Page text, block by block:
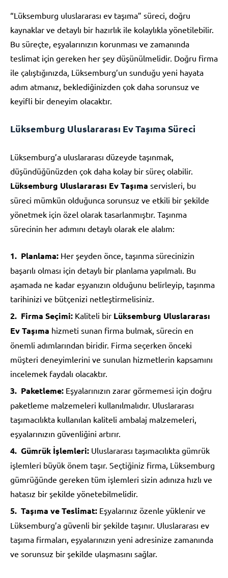
“Lüksemburg uluslararası ev taşıma” süreci, doğru
kaynaklar ve detaylı bir hazırlık ile kolaylıkla yönetilebilir.
Bu süreçte, eşyalarınızın korunması ve zamanında
teslimat için gereken her şey düşünülmelidir. Doğru firma
ile çalıştığınızda, Lüksemburg’un sunduğu yeni hayata
adım atmanız, beklediğinizden çok daha sorunsuz ve
keyifli bir deneyim olacaktır.
Lüksemburg Uluslararası Ev Taşıma Süreci
Lüksemburg’a uluslararası düzeyde taşınmak,
düşündüğünüzden çok daha kolay bir süreç olabilir.
Lüksemburg Uluslararası Ev Taşıma servisleri, bu
süreci mümkün olduğunca sorunsuz ve etkili bir şekilde
yönetmek için özel olarak tasarlanmıştır. Taşınma
sürecinin her adımını detaylı olarak ele alalım:
Planlama: Her şeyden önce, taşınma sürecinizin
başarılı olması için detaylı bir planlama yapılmalı. Bu
aşamada ne kadar eşyanızın olduğunu belirleyip, taşınma
tarihinizi ve bütçenizi netleştirmelisiniz.
Firma Seçimi: Kaliteli bir Lüksemburg Uluslararası
Ev Taşıma hizmeti sunan firma bulmak, sürecin en
önemli adımlarından biridir. Firma seçerken önceki
müşteri deneyimlerini ve sunulan hizmetlerin kapsamını
incelemek faydalı olacaktır.
Paketleme: Eşyalarınızın zarar görmemesi için doğru
paketleme malzemeleri kullanılmalıdır. Uluslararası
taşımacılıkta kullanılan kaliteli ambalaj malzemeleri,
eşyalarınızın güvenliğini artırır.
Gümrük İşlemleri: Uluslararası taşımacılıkta gümrük
işlemleri büyük önem taşır. Seçtiğiniz firma, Lüksemburg
gümrüğünde gereken tüm işlemleri sizin adınıza hızlı ve
hatasız bir şekilde yönetebilmelidir.
Taşıma ve Teslimat: Eşyalarınız özenle yüklenir ve
Lüksemburg’a güvenli bir şekilde taşınır. Uluslararası ev
taşıma firmaları, eşyalarınızın yeni adresinize zamanında
ve sorunsuz bir şekilde ulaşmasını sağlar.